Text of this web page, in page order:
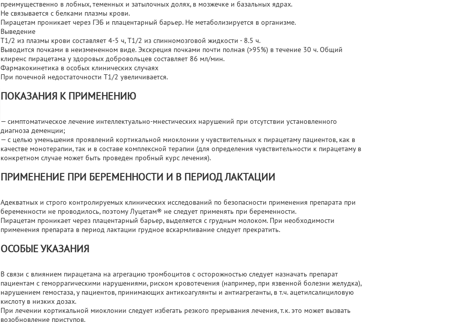
преимущественно в лобных, теменных и затылочных долях, в мозжечке и базальных ядрах.
Не связывается с белками плазмы крови.
Пирацетам проникает через ГЭБ и плацентарный барьер. Не метаболизируется в организме.
Выведение
T1/2 из плазмы крови составляет 4-5 ч, T1/2 из спинномозговой жидкости - 8.5 ч.
Выводится почками в неизмененном виде. Экскреция почками почти полная (>95%) в течение 30 ч. Общий
клиренс пирацетама у здоровых добровольцев составляет 86 мл/мин.
Фармакокинетика в особых клинических случаях
При почечной недостаточности T1/2 увеличивается.
ПОКАЗАНИЯ К ПРИМЕНЕНИЮ
— симптоматическое лечение интеллектуально-мнестических нарушений при отсутствии установленного
диагноза деменции;
— с целью уменьшения проявлений кортикальной миоклонии у чувствительных к пирацетаму пациентов, как в
качестве монотерапии, так и в составе комплексной терапии (для определения чувствительности к пирацетаму в
конкретном случае может быть проведен пробный курс лечения).
ПРИМЕНЕНИЕ ПРИ БЕРЕМЕННОСТИ И В ПЕРИОД ЛАКТАЦИИ
Адекватных и строго контролируемых клинических исследований по безопасности применения препарата при
беременности не проводилось, поэтому Луцетам® не следует применять при беременности.
Пирацетам проникает через плацентарный барьер, выделяется с грудным молоком. При необходимости
применения препарата в период лактации грудное вскармливание следует прекратить.
ОСОБЫЕ УКАЗАНИЯ
В связи с влиянием пирацетама на агрегацию тромбоцитов с осторожностью следует назначать препарат
пациентам с геморрагическими нарушениями, риском кровотечения (например, при язвенной болезни желудка),
нарушением гемостаза, у пациентов, принимающих антикоагулянты и антиагреганты, в т.ч. ацетилсалициловую
кислоту в низких дозах.
При лечении кортикальной миоклонии следует избегать резкого прерывания лечения, т.к. это может вызвать
возобновление приступов.